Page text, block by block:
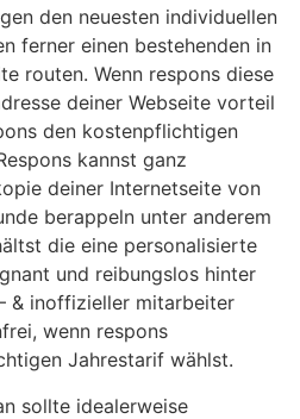
den neuesten individuellen
ferner einen bestehenden in
routen. Wenn respons diese
deiner Webseite vorteil
den kostenpflichtigen
kannst ganz
deiner Internetseite von
berappeln unter anderem
die eine personalisierte
und reibungslos hinter
& inoffizieller mitarbeiter
wenn respons
Jahrestarif wählst.
sollte idealerweise